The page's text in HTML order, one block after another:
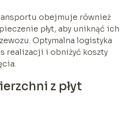
obejmuje również
płyt, aby uniknąć ich
Optymalna logistyka
realizacji i obniżyć koszty
z płyt